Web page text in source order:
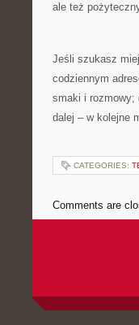
ale też
Jeśli szukasz
codziennym
smaki i rozmowy;
dalej – w kolejne
CATEGORIES:
Comments are